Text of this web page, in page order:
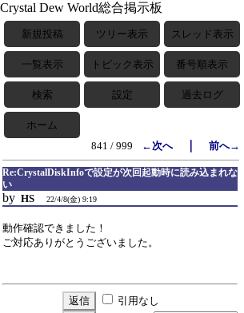
Crystal Dew World総合掲示板
新規投稿 ツリー表示 スレッド表示
一覧表示 トピック表示 番号順表示
検索 設定 過去ログ
ホーム
841 / 999
←次へ｜ 前へ→
Re:CrystalDiskInfoで設定が次回起動時に読み込まれな
い
by HS 22/4/8(金) 9:19
動作確認できました！
ご対応ありがとうございました。
引用なし